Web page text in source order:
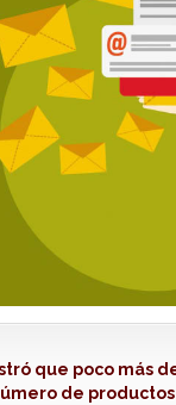
que poco más
de